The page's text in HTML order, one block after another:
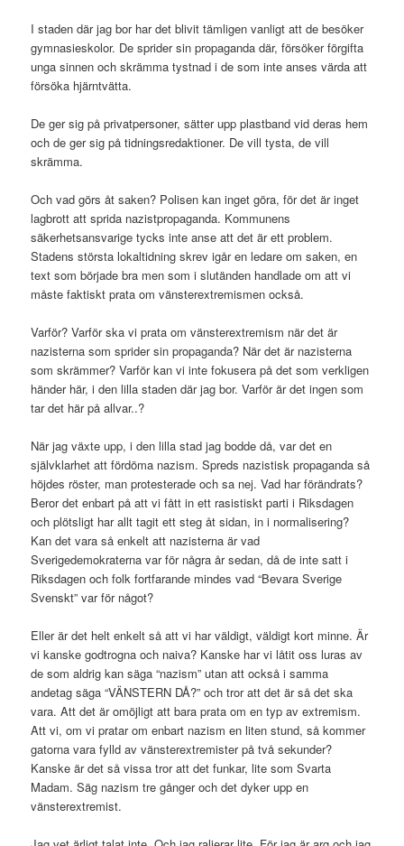
I staden där jag bor har det blivit tämligen vanligt att de besöker
gymnasieskolor. De sprider sin propaganda där, försöker förgifta
unga sinnen och skrämma tystnad i de som inte anses värda att
försöka hjärntvätta.
De ger sig på privatpersoner, sätter upp plastband vid deras hem
och de ger sig på tidningsredaktioner. De vill tysta, de vill
skrämma.
Och vad görs åt saken? Polisen kan inget göra, för det är inget
lagbrott att sprida nazistpropaganda. Kommunens
säkerhetsansvarige tycks inte anse att det är ett problem.
Stadens största lokaltidning skrev igår en ledare om saken, en
text som började bra men som i slutänden handlade om att vi
måste faktiskt prata om vänsterextremismen också.
Varför? Varför ska vi prata om vänsterextremism när det är
nazisterna som sprider sin propaganda? När det är nazisterna
som skrämmer? Varför kan vi inte fokusera på det som verkligen
händer här, i den lilla staden där jag bor. Varför är det ingen som
tar det här på allvar..?
När jag växte upp, i den lilla stad jag bodde då, var det en
självklarhet att fördöma nazism. Spreds nazistisk propaganda så
höjdes röster, man protesterade och sa nej. Vad har förändrats?
Beror det enbart på att vi fått in ett rasistiskt parti i Riksdagen
och plötsligt har allt tagit ett steg åt sidan, in i normalisering?
Kan det vara så enkelt att nazisterna är vad
Sverigedemokraterna var för några år sedan, då de inte satt i
Riksdagen och folk fortfarande mindes vad “Bevara Sverige
Svenskt” var för något?
Eller är det helt enkelt så att vi har väldigt, väldigt kort minne. Är
vi kanske godtrogna och naiva? Kanske har vi låtit oss luras av
de som aldrig kan säga “nazism” utan att också i samma
andetag säga “VÄNSTERN DÅ?” och tror att det är så det ska
vara. Att det är omöjligt att bara prata om en typ av extremism.
Att vi, om vi pratar om enbart nazism en liten stund, så kommer
gatorna vara fylld av vänsterextremister på två sekunder?
Kanske är det så vissa tror att det funkar, lite som Svarta
Madam. Säg nazism tre gånger och det dyker upp en
vänsterextremist.